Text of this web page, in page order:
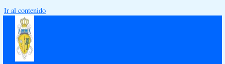
Ir al contenido